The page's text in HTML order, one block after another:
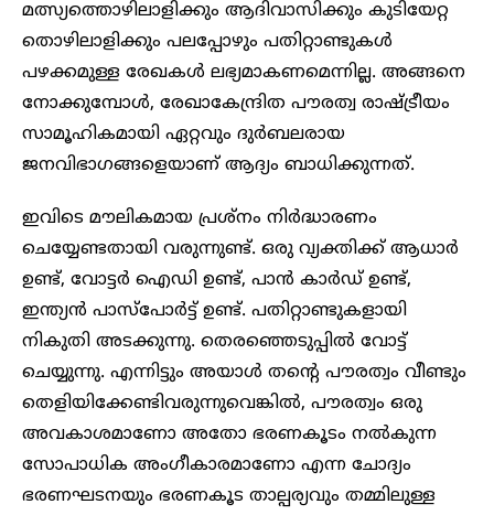
മത്സ്യത്തൊഴിലാളിക്കും ആദിവാസിക്കും കുടിയേറ്റ
തൊഴിലാളിക്കും പലപ്പോഴും പതിറ്റാണ്ടുകൾ
പഴക്കമുള്ള രേഖകൾ ലഭ്യമാകണമെന്നില്ല. അങ്ങനെ
നോക്കുമ്പോൾ, രേഖാകേന്ദ്രിത പൗരത്വ രാഷ്ട്രീയം
സാമൂഹികമായി ഏറ്റവും ദുർബലരായ
ജനവിഭാഗങ്ങളെയാണ് ആദ്യം ബാധിക്കുന്നത്.
ഇവിടെ മൗലികമായ പ്രശ്നം നിർദ്ധാരണം
ചെയ്യേണ്ടതായി വരുന്നുണ്ട്. ഒരു വ്യക്തിക്ക് ആധാർ
ഉണ്ട്, വോട്ടർ ഐഡി ഉണ്ട്, പാൻ കാർഡ് ഉണ്ട്,
ഇന്ത്യൻ പാസ്പോർട്ട് ഉണ്ട്. പതിറ്റാണ്ടുകളായി
നികുതി അടക്കുന്നു. തെരഞ്ഞെടുപ്പിൽ വോട്ട്
ചെയ്യുന്നു. എന്നിട്ടും അയാൾ തന്റെ പൗരത്വം വീണ്ടും
തെളിയിക്കേണ്ടിവരുന്നുവെങ്കിൽ, പൗരത്വം ഒരു
അവകാശമാണോ അതോ ഭരണകൂടം നൽകുന്ന
സോപാധിക അംഗീകാരമാണോ എന്ന ചോദ്യം
ഭരണഘടനയും ഭരണകൂട താല്പര്യവും തമ്മിലുള്ള